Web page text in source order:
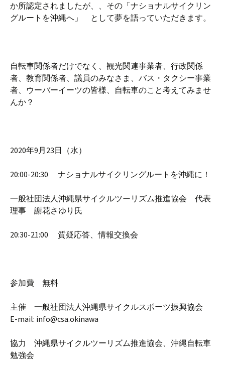
か所認定されましたが、、その「ナショナルサイクリン
グルートを沖縄へ」 として夢を語っていただきます。
自転車関係者だけでなく、観光関連事業者、行政関係
者、教育関係者、議員のみなさま、バス・タクシー事業
者、ウーバーイーツの皆様、自転車のこと考えてみませ
んか？
2020年9月23日（水）
20:00-20:30 ナショナルサイクリングルートを沖縄に！
一般社団法人沖縄県サイクルツーリズム推進協会 代表
理事 謝花さゆり氏
20:30-21:00 質疑応答、情報交換会
参加費 無料
主催 一般社団法人沖縄県サイクルスポーツ振興協会
E-mail: info@csa.okinawa
協力 沖縄県サイクルツーリズム推進協会、沖縄自転車
勉強会